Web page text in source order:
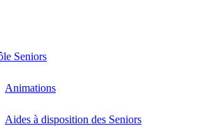
Seniors
Animations
Aides à disposition des Seniors